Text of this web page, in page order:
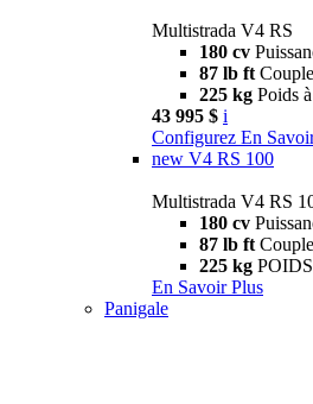
Multistrada V4 RS
180 cv
87 lb ft Couple
225 kg Poids
43 995 $ i
Configurez En
new V4 RS 100
Multistrada V4 RS
180 cv
87 lb ft Couple
225 kg
En Savoir Plus
Panigale